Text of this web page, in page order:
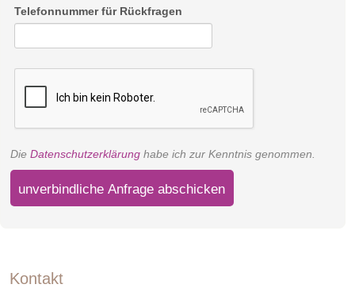
Telefonnummer für Rückfragen
Die Datenschutzerklärung habe ich zur Kenntnis genommen.
unverbindliche Anfrage abschicken
Kontakt